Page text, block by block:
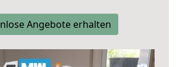
Angebote erhalten